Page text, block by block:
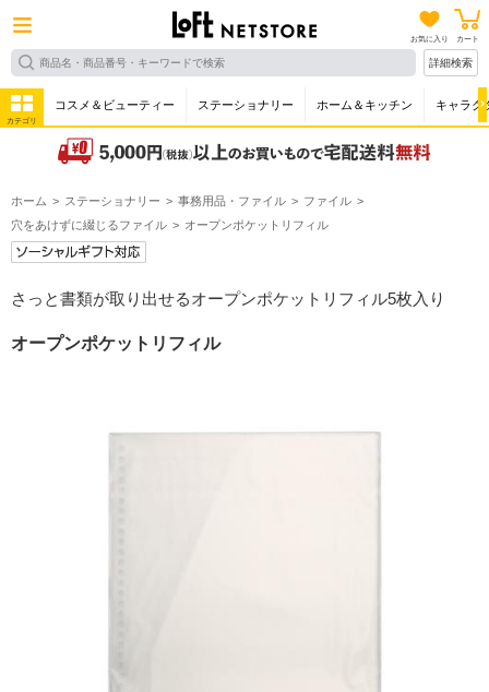
お気に入り カート
詳細検索
カテゴリ
コスメ＆ビューティー ステーショナリー ホーム＆キッチン キャラク
ホーム ステーショナリー 事務用品・ファイル
ファイル
穴をあけずに綴じるファイル
オープンポケットリフィル
さっと書類が取り出せるオープンポケットリフィル5枚入り
オープンポケットリフィル